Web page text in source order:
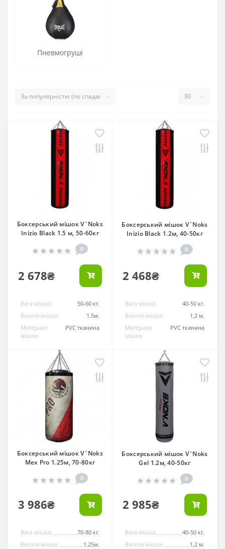
Пневмогруші
Боксерський мішок V`Noks
Inizio Black 1.5 м, 50-60кг
0
2 678₴
Вага мішка:
50-60 кг.
Висота мішка:
1.5м.
Материал
мішка:
PVC тканина
Боксерський мішок V`Noks
Inizio Black 1.2м, 40-50кг
0
2 468₴
Вага мішка:
40-50 кг.
Висота мішка:
1,2 м.
Материал
мішка:
PVC тканина
Боксерський мішок V`Noks
Mex Pro 1.25м, 70-80кг
0
3 986₴
Вага мішка:
70-80 кг.
Висота мішка:
1.25м.
Боксерський мішок V`Noks
Gel 1.2м, 40-50кг
0
2 985₴
Вага мішка:
40-50 кг.
Висота мішка:
1,2 м.